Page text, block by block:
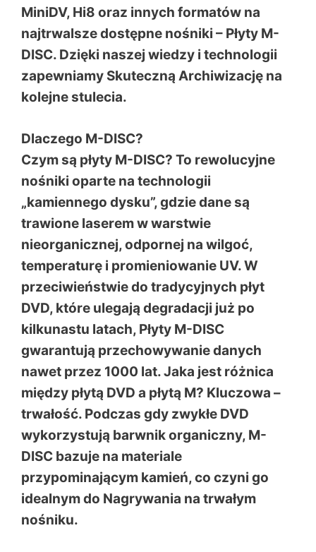
MiniDV, Hi8 oraz innych formatów na
najtrwalsze dostępne nośniki – Płyty M-
DISC. Dzięki naszej wiedzy i technologii
zapewniamy Skuteczną Archiwizację na
kolejne stulecia.
Dlaczego M-DISC?
Czym są płyty M-DISC? To rewolucyjne
nośniki oparte na technologii
„kamiennego dysku”, gdzie dane są
trawione laserem w warstwie
nieorganicznej, odpornej na wilgoć,
temperaturę i promieniowanie UV. W
przeciwieństwie do tradycyjnych płyt
DVD, które ulegają degradacji już po
kilkunastu latach, Płyty M-DISC
gwarantują przechowywanie danych
nawet przez 1000 lat.Jaka jest różnica
między płytą DVD a płytą M? Kluczowa –
trwałość. Podczas gdy zwykłe DVD
wykorzystują barwnik organiczny, M-
DISC bazuje na materiale
przypominającym kamień, co czyni go
idealnym do Nagrywania na trwałym
nośniku.